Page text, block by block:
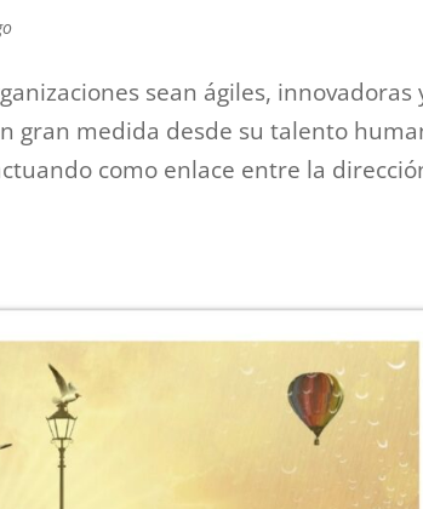
sean ágiles, innovadoras
gran medida desde su talento
como enlace entre la